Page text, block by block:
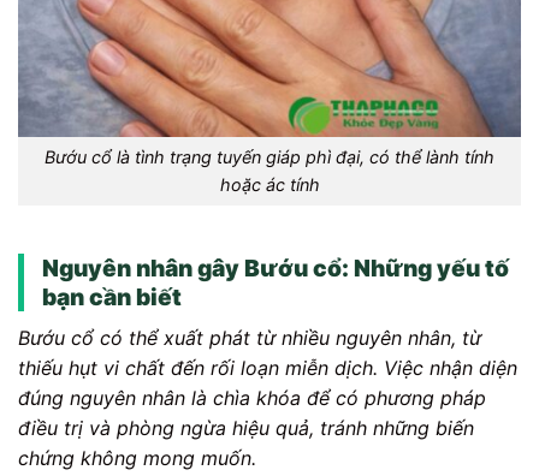
Bướu cổ là tình trạng tuyến giáp phì đại, có thể lành tính
hoặc ác tính
Nguyên nhân gây Bướu cổ: Những yếu tố
bạn cần biết
Bướu cổ có thể xuất phát từ nhiều nguyên nhân, từ
thiếu hụt vi chất đến rối loạn miễn dịch. Việc nhận diện
đúng nguyên nhân là chìa khóa để có phương pháp
điều trị và phòng ngừa hiệu quả, tránh những biến
chứng không mong muốn.